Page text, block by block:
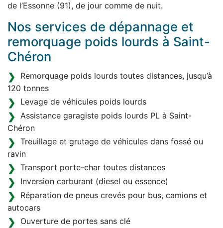
de l’Essonne (91), de jour comme de nuit.
Nos services de dépannage et
remorquage poids lourds à Saint-
Chéron
Remorquage poids lourds toutes distances, jusqu’à
120 tonnes
Levage de véhicules poids lourds
Assistance garagiste poids lourds PL à Saint-
Chéron
Treuillage et grutage de véhicules dans fossé ou
ravin
Transport porte-char toutes distances
Inversion carburant (diesel ou essence)
Réparation de pneus crevés pour bus, camions et
autocars
Ouverture de portes sans clé